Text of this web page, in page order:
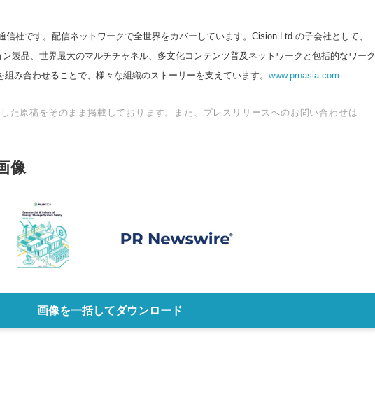
信社です。配信ネットワークで全世界をカバーしています。Cision Ltd.の子会社として、
製品、世界最大のマルチチャネル、多文化コンテンツ普及ネットワークと包括的なワーク
み合わせることで、様々な組織のストーリーを支えています。 www.prnasia.com
た原稿をそのまま掲載しております。また、プレスリリースへのお問い合わせは
像
画像を一括してダウンロード